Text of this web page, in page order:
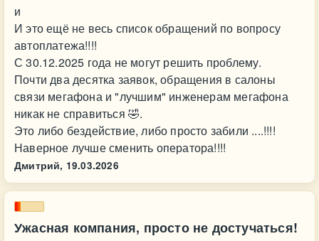
и
И это ещё не весь список обращений по вопросу
автоплатежа!!!!
С 30.12.2025 года не могут решить проблему.
Почти два десятка заявок, обращения в салоны
связи мегафона и "лучшим" инженерам мегафона
никак не справиться 🤣.
Это либо бездействие, либо просто забили ....!!!!
Наверное лучше сменить оператора!!!!
Дмитрий, 19.03.2026
Ужасная компания, просто не достучаться!